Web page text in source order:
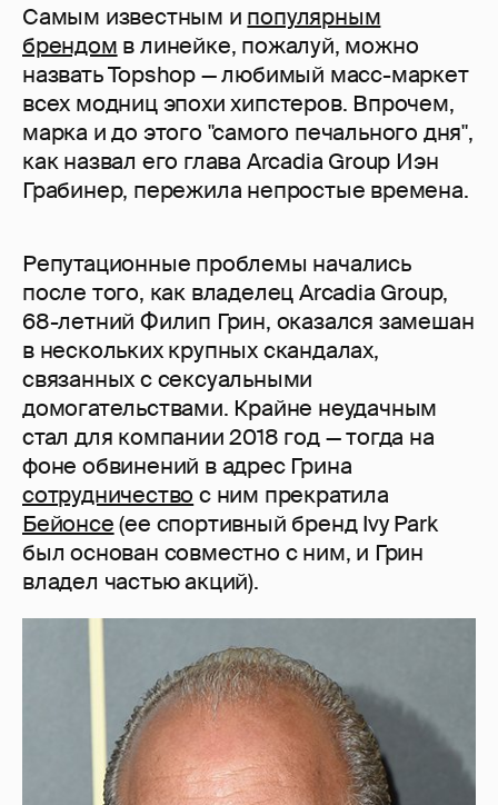
Самым известным и популярным
брендом в линейке, пожалуй, можно
назвать Topshop — любимый масс-маркет
всех модниц эпохи хипстеров. Впрочем,
марка и до этого "самого печального дня",
как назвал его глава Arcadia Group Иэн
Грабинер, пережила непростые времена.
Репутационные проблемы начались
после того, как владелец Arcadia Group,
68-летний Филип Грин, оказался замешан
в нескольких крупных скандалах,
связанных с сексуальными
домогательствами. Крайне неудачным
стал для компании 2018 год — тогда на
фоне обвинений в адрес Грина
сотрудничество с ним прекратила
Бейонсе(ее спортивный бренд Ivy Park
был основан совместно с ним, и Грин
владел частью акций).